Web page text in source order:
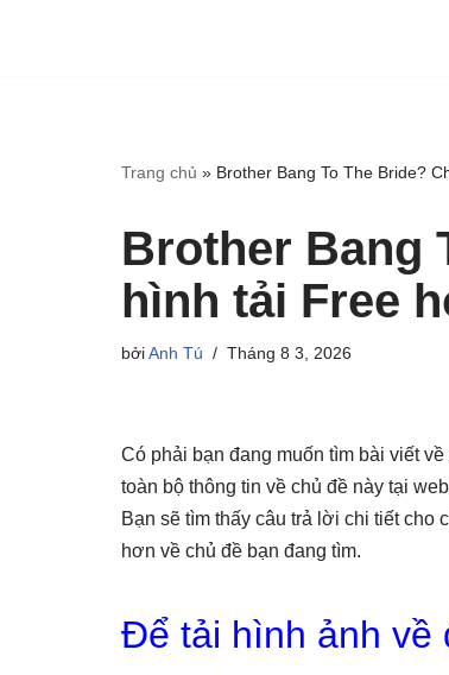
Trang chủ » Brother Bang To The Bride?
Brother Bang
hình tải Free
bởiAnh Tú Tháng 8 3, 2026
Có phải bạn đang muốn tìm bài viết về
toàn bộ thông tin về chủ đề này tại
Bạn sẽ tìm thấy câu trả lời chi tiết cho
hơn về chủ đề bạn đang tìm.
Để tải hình ảnh về